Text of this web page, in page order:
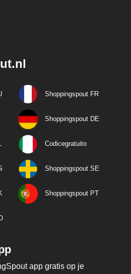
Shoppingspout FR
Shoppingspout DE
Codicegratuito
Shoppingspout SE
Shoppingspout PT
app gratis op je